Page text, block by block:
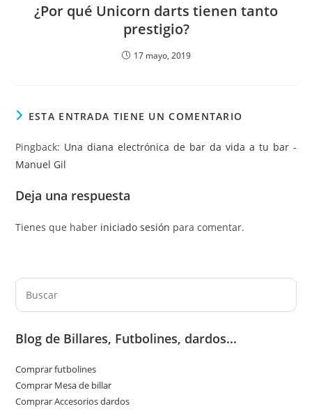
¿Por qué Unicorn darts tienen tanto
prestigio?
17 mayo, 2019
ESTA ENTRADA TIENE UN COMENTARIO
Pingback: Una diana electrónica de bar da vida a tu bar -
Manuel Gil
Deja una respuesta
Tienes que haber iniciado sesión para comentar.
Blog de Billares, Futbolines, dardos...
Comprar futbolines
Comprar Mesa de billar
Comprar Accesorios dardos